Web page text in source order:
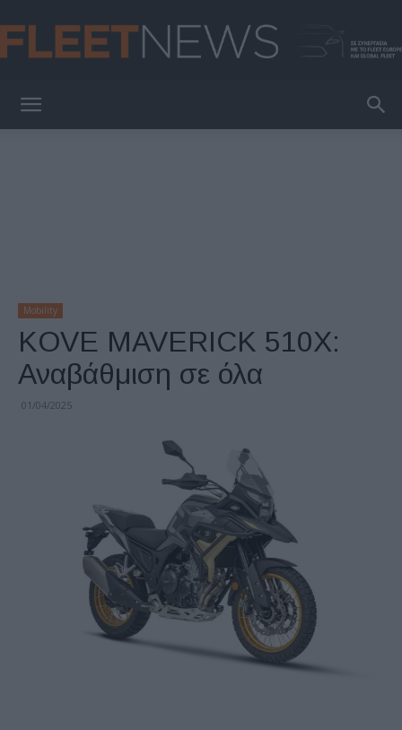
Mobility
KOVE MAVERICK 510X:
Αναβάθμιση σε όλα
01/04/2025